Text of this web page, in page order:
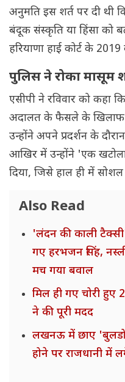
अनुमति इस शर्त पर दी थी
बंदूक संस्कृति या हिंसा को
हरियाणा हाई कोर्ट के
पुलिस ने रोका मासूम
एसीपी ने रविवार को कहा
अदालत के फैसले के खिलाफ
उन्होंने अपने प्रदर्शन के
आखिर में उन्होंने 'एक
दिया, जिसे हाल ही में सोशल
Also Read
'लंदन की काली
गए हरभजन सिंह,
मच गया बवाल
मिल ही गए चोरी हुए
ने की पूरी मदद
लखनऊ में छाए
होने पर राजधानी में